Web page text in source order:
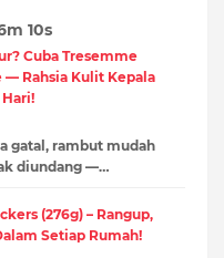
9s
Cuba Tresemme
— Rahsia Kulit Kepala
gatal, rambut mudah
diundang —…
(276g) – Rangup,
Setiap Rumah!